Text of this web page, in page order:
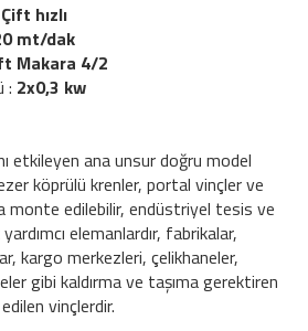
Çift hızlı
mt/dak
Makara 4/2
: 2x0,3 kw
etkileyen ana unsur doğru model
köprülü krenler, portal vinçler ve
monte edilebilir, endüstriyel tesis ve
elemanlardır, fabrikalar,
kargo merkezleri, çelikhaneler,
gibi kaldırma ve taşıma gerektiren
vinçlerdir.